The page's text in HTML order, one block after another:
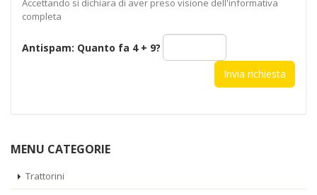
Accettando si dichiara di aver preso visione dell'informativa
completa
Antispam: Quanto fa 4 + 9?
MENU CATEGORIE
Trattorini